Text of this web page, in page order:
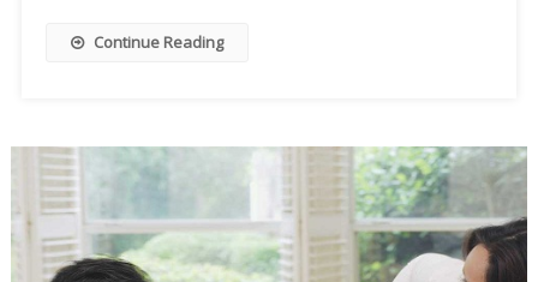
Continue Reading